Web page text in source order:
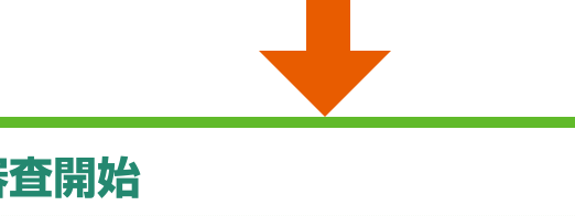
開始